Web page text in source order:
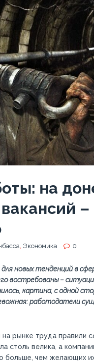
на
–
Экономика 0
новых тенденций в
востребованы –
картина, с одной
работодатели
рынке труда правили
столь велика, а
больше, чем желающих